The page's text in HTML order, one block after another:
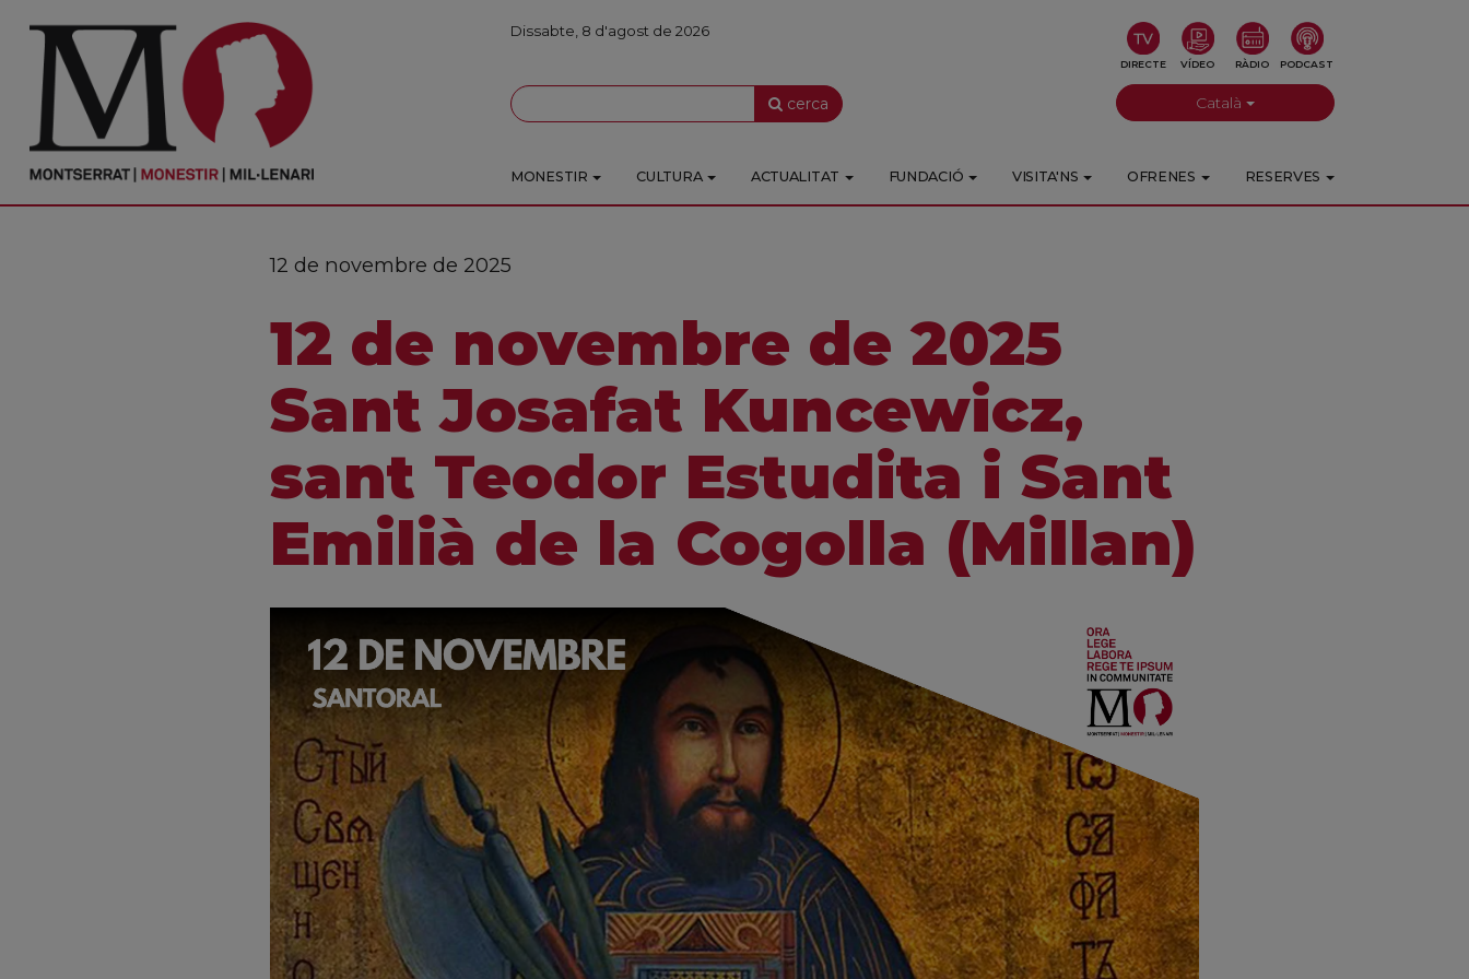
PORTADA
Monestir
Dissabte, 8 d'agost de 2026
cerca
DIRECTE VÍDEO RÀDIO PODCAST
Català
MONESTIR CULTURA ACTUALITAT FUNDACIÓ VISITA'NS OFRENES RESERVES
12 de novembre de 2025
12 de novembre de 2025
Sant Josafat Kuncewicz,
sant Teodor Estudita i Sant
Emilià de la Cogolla (Millan)